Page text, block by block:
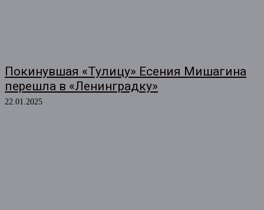
Покинувшая «Тулицу» Есения Мишагина
перешла в «Ленинградку»
22.01.2025